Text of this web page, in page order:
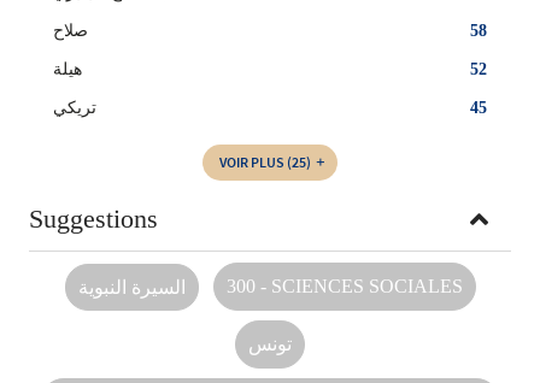
58 صلاح
52 هيلة
45 تريكي
VOIR PLUS (25)
Suggestions
السيرة النبوية 300 - SCIENCES SOCIALES
تونس